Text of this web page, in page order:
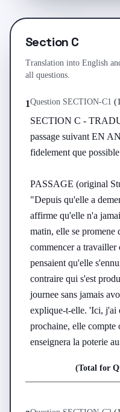
Section C
Translation into English
all questions.
1Question SECTION-C1 (
SECTION C -
passage suivant EN
fidelement que
PASSAGE (original
"Depuis qu'elle a
affirme qu'elle n'a
matin, elle se promene
commencer a travailler
pensaient qu'elle
contraire qui s'est
journee sans jamais
explique-t-elle. 'Ici, j'ai
prochaine, elle
enseignera la poterie
(Total for